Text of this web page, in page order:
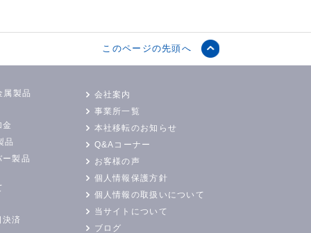
このページの先頭へ
属製品
金
品
ー製品
済
会社案内
事業所一覧
本社移転のお知らせ
Q&Aコーナー
お客様の声
個人情報保護方針
個人情報の取扱いについて
当サイトについて
ブログ